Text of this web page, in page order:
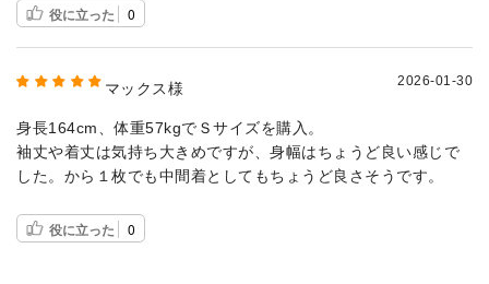
役に立った 0
マックス様 2026-01-30
身長164cm、体重57kgでＳサイズを購入。
袖丈や着丈は気持ち大きめですが、身幅はちょうど良い感じで
した。から１枚でも中間着としてもちょうど良さそうです。
役に立った 0